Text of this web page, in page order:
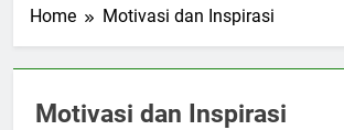
Home Motivasi dan Inspirasi
Motivasi dan Inspirasi